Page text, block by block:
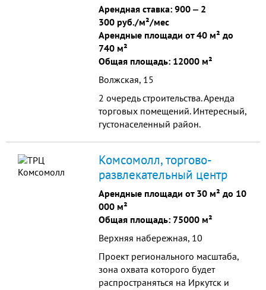
Арендная ставка: 900 ‒ 2
300 руб./м²/мес
Арендные площади от 40 м² до
740 м²
Общая площадь: 12000 м²
Волжская, 15
2 очередь строительства. Аренда
торговых помещений. Интересный,
густонаселенный район.
Комсомолл, торгово-
развлекательный центр
Арендные площади от 30 м² до 10
000 м²
Общая площадь: 75000 м²
Верхняя набережная, 10
Проект регионального масштаба,
зона охвата которого будет
распространяться на Иркутск и